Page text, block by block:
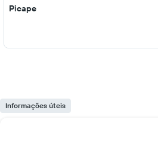
Picape
Informações úteis